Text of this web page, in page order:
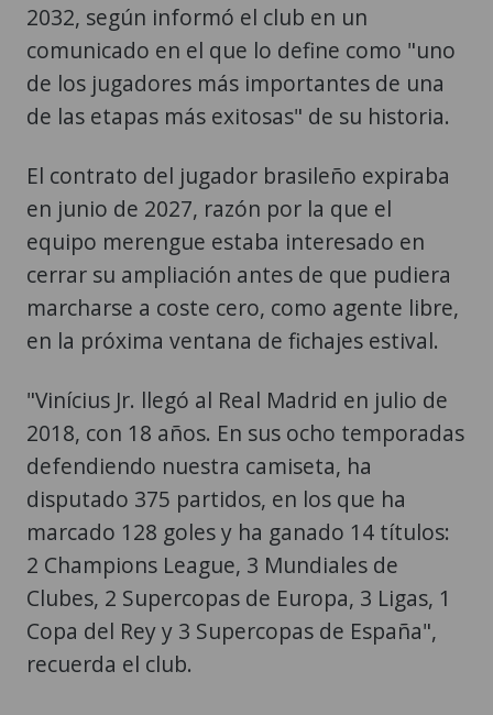
2032, según informó el club en un
comunicado en el que lo define como "uno
de los jugadores más importantes de una
de las etapas más exitosas" de su historia.
El contrato del jugador brasileño expiraba
en junio de 2027, razón por la que el
equipo merengue estaba interesado en
cerrar su ampliación antes de que pudiera
marcharse a coste cero, como agente libre,
en la próxima ventana de fichajes estival.
"Vinícius Jr. llegó al Real Madrid en julio de
2018, con 18 años. En sus ocho temporadas
defendiendo nuestra camiseta, ha
disputado 375 partidos, en los que ha
marcado 128 goles y ha ganado 14 títulos:
2 Champions League, 3 Mundiales de
Clubes, 2 Supercopas de Europa, 3 Ligas, 1
Copa del Rey y 3 Supercopas de España",
recuerda el club.